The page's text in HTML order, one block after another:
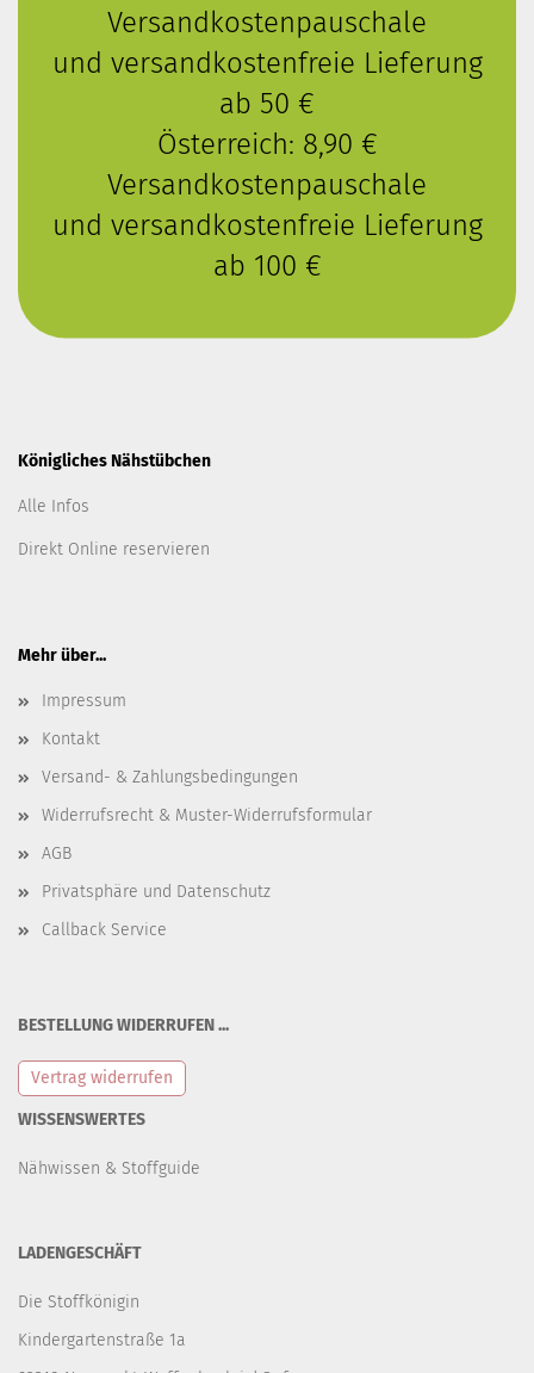
Versandkostenpauschale
und versandkostenfreie Lieferung
ab 50 €
Österreich: 8,90 €
Versandkostenpauschale
und versandkostenfreie Lieferung
ab 100 €
Königliches Nähstübchen
Alle Infos
Direkt Online reservieren
Mehr über...
Impressum
Kontakt
Versand- & Zahlungsbedingungen
Widerrufsrecht & Muster-Widerrufsformular
AGB
Privatsphäre und Datenschutz
Callback Service
BESTELLUNG WIDERRUFEN ...
Vertrag widerrufen
WISSENSWERTES
Nähwissen & Stoffguide
LADENGESCHÄFT
Die Stoffkönigin
Kindergartenstraße 1a